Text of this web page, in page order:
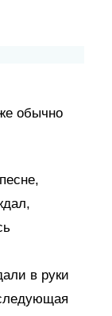
обычно
в руки